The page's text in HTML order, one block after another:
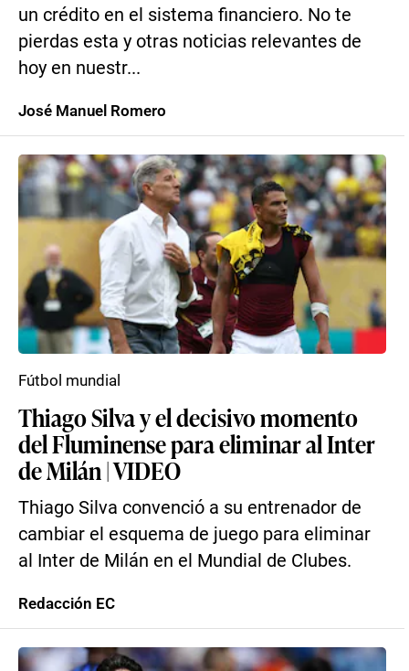
un crédito en el sistema financiero. No te
pierdas esta y otras noticias relevantes de
hoy en nuestr...
José Manuel Romero
Thiago Silva y el decisivo momento
del Fluminense para eliminar al Inter
de Milán | VIDEO
Thiago Silva convenció a su entrenador de
cambiar el esquema de juego para eliminar
al Inter de Milán en el Mundial de Clubes.
Fútbol mundial
Redacción EC